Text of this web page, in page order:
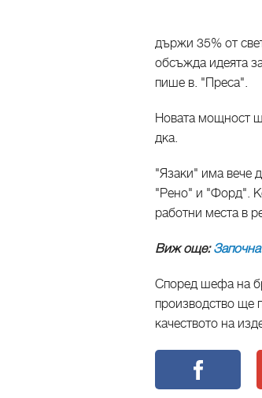
държи 35% от
обсъжда идеята
пише в. "Преса".
Новата мощност
дка.
"Язаки" има вече
"Рено" и "Форд".
работни места в
Виж още:
Според шефа на
производство ще
качеството на